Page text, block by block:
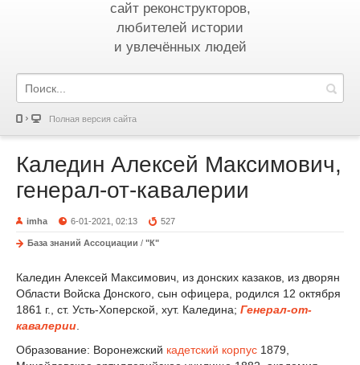
сайт реконструкторов,
любителей истории
и увлечённых людей
Полная версия сайта
Каледин Алексей Максимович,
генерал-от-кавалерии
imha 6-01-2021, 02:13 527
База знаний Ассоциации / "К"
Каледин Алексей Максимович, из донских казаков, из дворян
Области Войска Донского, сын офицера, родился 12 октября
1861 г., ст. Усть-Хоперской, хут. Каледина; Генерал-от-
кавалерии
Образование: Воронежский кадетский корпус 1879,